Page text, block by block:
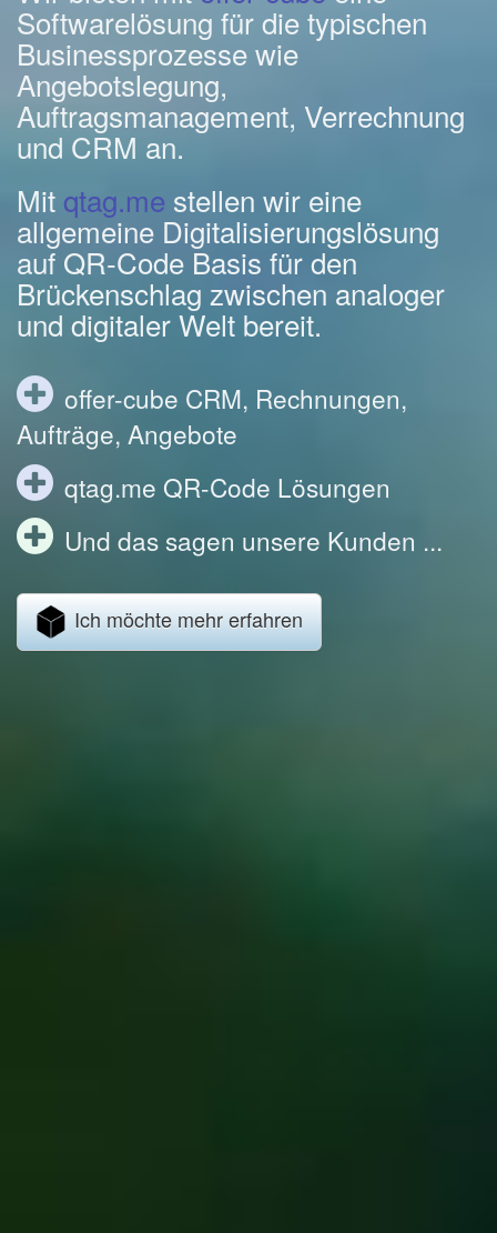
Softwarelösung für die typischen
Businessprozesse wie
Angebotslegung,
Auftragsmanagement, Verrechnung
und CRM an.
Mit qtag.me stellen wir eine
allgemeine Digitalisierungslösung
auf QR-Code Basis für den
Brückenschlag zwischen analoger
und digitaler Welt bereit.
offer-cube CRM, Rechnungen,
Aufträge, Angebote
qtag.me QR-Code Lösungen
Und das sagen unsere Kunden ...
Ich möchte mehr erfahren